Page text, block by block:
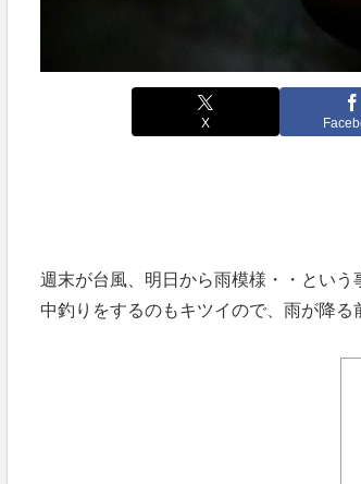
X
週末が台風、明日から雨模様・・とい
中釣りをするのもキツイので、雨が降る